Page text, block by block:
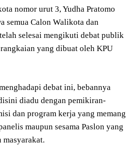
nomor urut 3, Yudha Pratomo
semua Calon Walikota dan
selesai mengikuti debat publik
yang dibuat oleh KPU
debat ini, bebannya
diadu dengan pemikiran-
dan program kerja yang memang
maupun sesama Paslon yang